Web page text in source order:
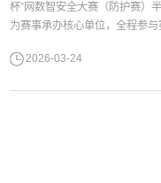
杯”网数智安全大赛（防护赛）
为赛事承办核心单位，全程参
通全国大学生信息安全竞赛（创
2026-03-24